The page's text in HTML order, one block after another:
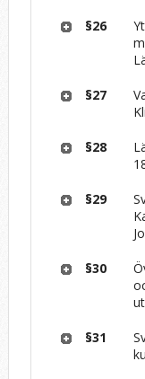
§26
§27
§28
§29
§30
§31